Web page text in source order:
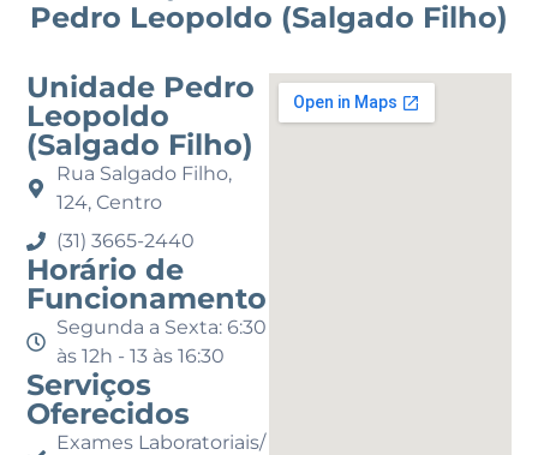
Pedro Leopoldo (Salgado Filho)
Unidade Pedro
Leopoldo
(Salgado Filho)
Rua Salgado Filho,
124, Centro
(31) 3665-2440
Horário de
Funcionamento
Segunda a Sexta: 6:30
às 12h - 13 às 16:30
Serviços
Oferecidos
Exames Laboratoriais/